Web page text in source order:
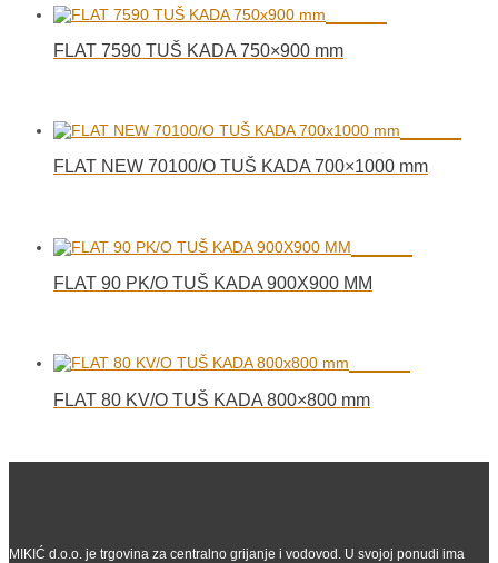
FLAT 7590 TUŠ KADA 750×900 mm
FLAT NEW 70100/O TUŠ KADA 700×1000 mm
FLAT 90 PK/O TUŠ KADA 900X900 MM
FLAT 80 KV/O TUŠ KADA 800×800 mm
MIKIĆ d.o.o. je trgovina za centralno grijanje i vodovod. U svojoj ponudi ima